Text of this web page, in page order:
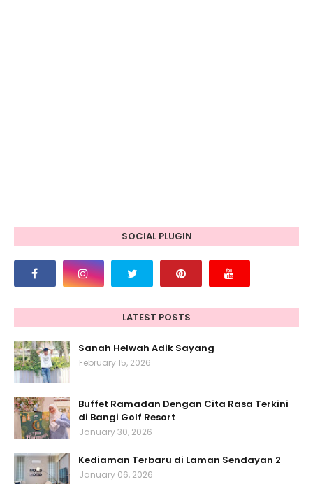
SOCIAL PLUGIN
LATEST POSTS
Sanah Helwah Adik Sayang
February 15, 2026
Buffet Ramadan Dengan Cita Rasa Terkini
di Bangi Golf Resort
January 30, 2026
Kediaman Terbaru di Laman Sendayan 2
January 06, 2026